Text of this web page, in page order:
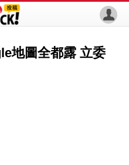
地圖全都露 立委